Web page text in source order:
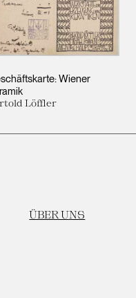
Wiener
Löffler
ÜBER UNS